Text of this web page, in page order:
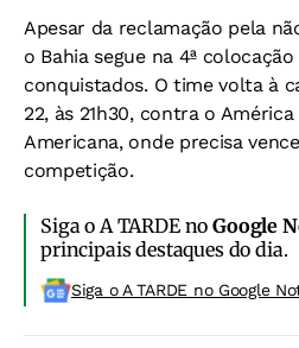
Apesar da reclamação pela
o Bahia segue na 4ª
conquistados. O time volta à
22, às 21h30, contra o
Americana, onde precisa
competição.
Siga o A TARDE noGoogle
principais destaques do dia.
Siga o A TARDE no Google